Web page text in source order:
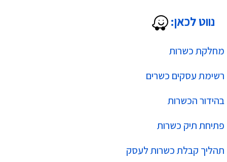
מחלקת כשרות
רשימת עסקים כשרים
בהידור הכשרות
פתיחת תיק כשרות
תהליך קבלת כשרות לעסק
נווט לכאן: